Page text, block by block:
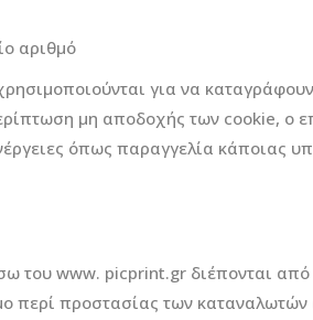
αριθμό
για να
μη αποδοχής των cookie, ο
όπως παραγγελία κάποιας
του www. picprint.gr διέπονται
περί προστασίας των